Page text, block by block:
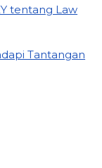
tentang Law
Tantangan